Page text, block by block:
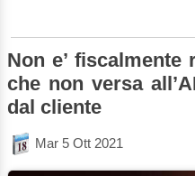
Non e’
che non versa
dal cliente
Mar 5 Ott 2021